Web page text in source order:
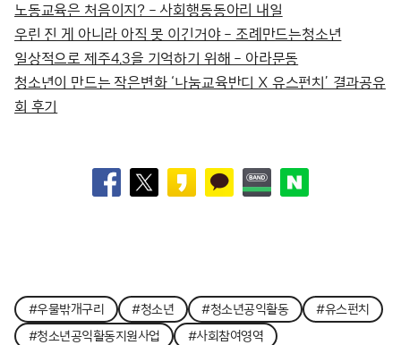
노동교육은 처음이지? – 사회행동동아리 내일
우린 진 게 아니라 아직 못 이긴거야 – 조례만드는청소년
일상적으로 제주4.3을 기억하기 위해 – 아라문동
청소년이 만드는 작은변화 ‘나눔교육반디 X 유스펀치’ 결과공유
회 후기
#우물밖개구리 #청소년 #청소년공익활동
#유스펀치
#청소년공익활동지원사업
#사회참여영역